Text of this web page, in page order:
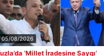
05/08/2026
‘Millet İradesine Saygı’